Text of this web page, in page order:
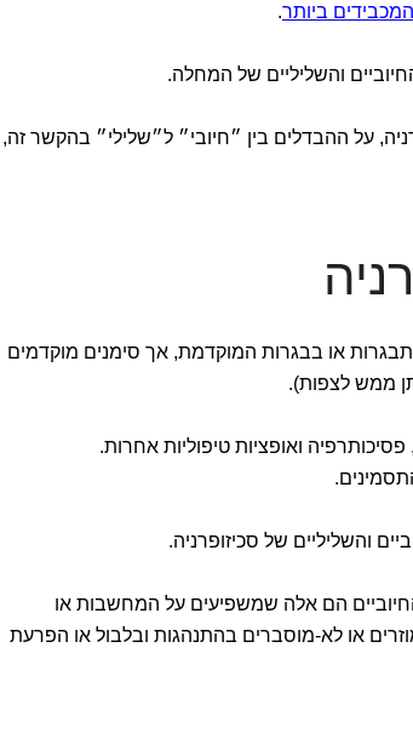
ביותר.
והשליליים של המחלה.
על ההבדלים בין ״חיובי״ ל״שלילי״ בהקשר
או בבגרות המוקדמת, אך סימנים מוקדמים
ממש לצפות).
ואופציות טיפוליות אחרות.
והשליליים של סכיזופרניה.
החיוביים הם אלה שמשפיעים על המחשבות או
או לא-מוסברים בהתנהגות ובלבול או הפרעת